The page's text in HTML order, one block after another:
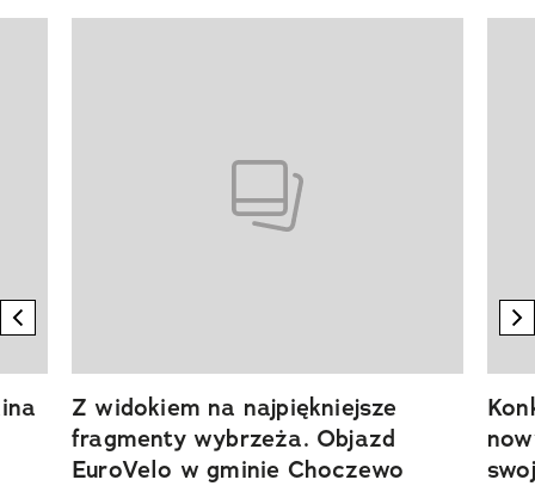
previous element
Z widokiem na najpiękniejsze
fragmenty wybrzeża. Objazd
EuroVelo w gminie Choczewo